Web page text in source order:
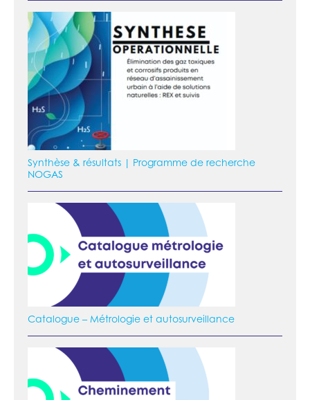
Synthèse & résultats | Programme de recherche
NOGAS
Catalogue – Métrologie et autosurveillance